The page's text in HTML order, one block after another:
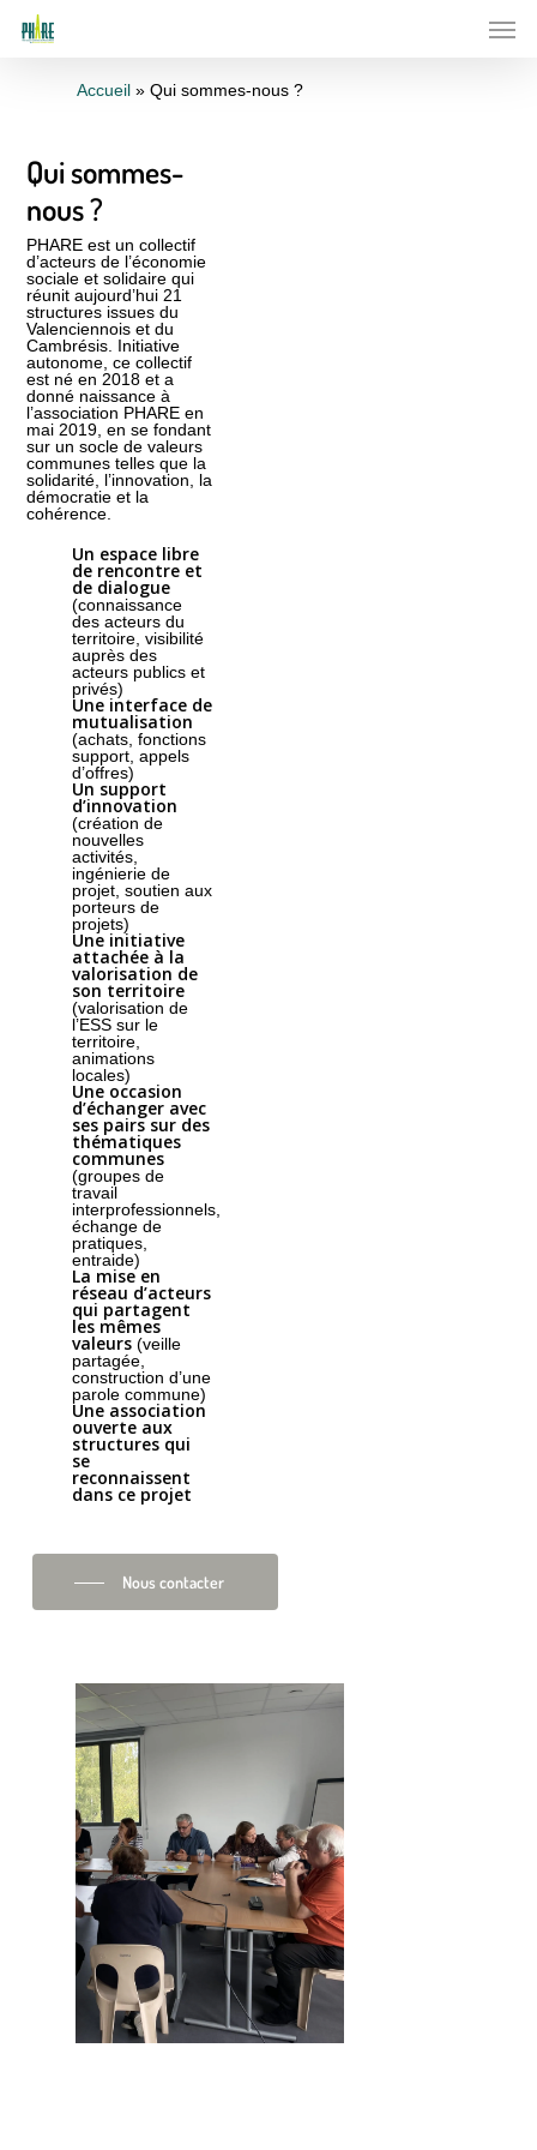
main
Accueil » Qui sommes-nous ?
Qui sommes-
nous ?
PHARE est un collectif
d’acteurs de l’économie
sociale et solidaire qui
réunit aujourd’hui 21
structures issues du
Valenciennois et du
Cambrésis. Initiative
autonome, ce collectif
est né en 2018 et a
donné naissance à
l’association PHARE en
mai 2019, en se fondant
sur un socle de valeurs
communes telles que la
solidarité, l’innovation, la
démocratie et la
cohérence.
Un espace libre
de rencontre et
de dialogue
(connaissance
des acteurs du
territoire, visibilité
auprès des
acteurs publics et
privés)
Une interface de
mutualisation
(achats, fonctions
support, appels
d’offres)
Un support
d’innovation
(création de
nouvelles
activités,
ingénierie de
projet, soutien aux
porteurs de
projets)
Une initiative
attachée à la
valorisation de
son territoire
(valorisation de
l’ESS sur le
territoire,
animations
locales)
Une occasion
d’échanger avec
ses pairs sur des
thématiques
communes
(groupes de
travail
interprofessionnels,
échange de
pratiques,
entraide)
La mise en
réseau d’acteurs
qui partagent
les mêmes
valeurs (veille
partagée,
construction d’une
parole commune)
Une association
ouverte aux
structures qui
se
reconnaissent
dans ce projet
Nous contacter